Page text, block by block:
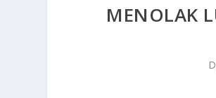
MENOLAK